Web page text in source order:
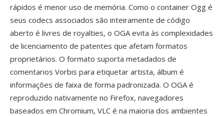
rápidos é menor uso de memória. Como o container Ogg é
seus codecs associados são inteiramente de código
aberto é livres de royalties, o OGA evita às complexidades
de licenciamento de patentes que afetam formatos
proprietários. O formato suporta metadados de
comentarios Vorbis para etiquetar artista, álbum é
informações de faixa de forma padronizada. O OGA é
reproduzido nativamente no Firefox, navegadores
baseados em Chromium, VLC é na maioria dos ambientes